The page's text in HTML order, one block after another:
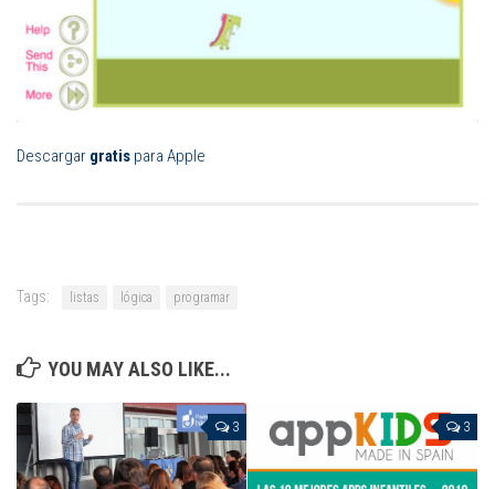
Descargar gratis para Apple
Tags: listas lógica programar
YOU MAY ALSO LIKE...
3 3